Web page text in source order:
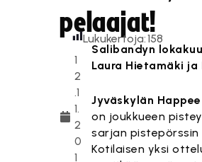
pelaajat!
1
2
.1
1.
2
0
1
Lukukertoja:158
Salibandyn
Laura Hietamäki
Jyväskylän Happee
on joukkueen
sarjan
Kotilaisen yksi